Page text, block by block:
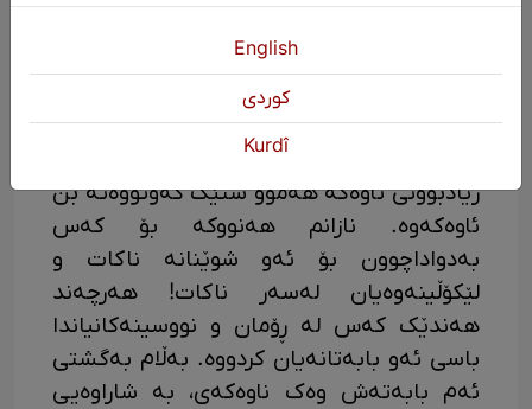
ئەرمەنییەکان، چ مردوو یان زیندوو، فڕێدرانە
نێو ڕووباری فەرێتەوە.
تەنانەت هەندێک کەس دەڵێن کە لە بنی
ئاوی فەرێتدا، کڵێسا و پردێکی زۆر هەیە کە
ئەرمەنییەکان دروستیان کردووە و دوای
زیادبوونی ئاوەکە هەموو شتێک کەوتووەتە بن
ئاوەکەوە. نازانم هەنووکە بۆ کەس
بەدواداچوون بۆ ئەو شوێنانە ناکات و
لێکۆڵینەوەیان لەسەر ناکات! هەرچەند
هەندێک کەس لە ڕۆمان و نووسینەکانیاندا
باسی ئەو بابەتانەیان کردووە. بەڵام بەگشتی
ئەم بابەتەش وەک ناوەکەی، بە شاراوەیی
English
كوردی
Kurdî